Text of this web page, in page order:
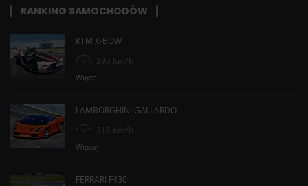
RANKING SAMOCHODÓW
KTM X-BOW
295 km/h
Więcej
LAMBORGHINI GALLARDO
315 km/h
Więcej
FERRARI F430